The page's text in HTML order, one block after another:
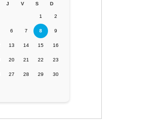
J V S D
1 2
6 7 8 9
13 14 15 16
20 21 22 23
27 28 29 30